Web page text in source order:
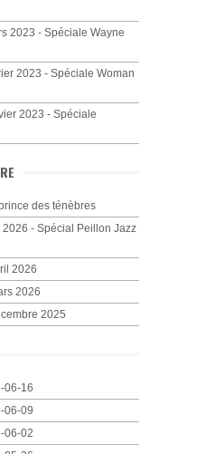
2023 - Spéciale Wayne
2023 - Spéciale Woman
2023 - Spéciale
des ténèbres
- Spécial Peillon Jazz
2026
2026
2025
06-16
06-09
06-02